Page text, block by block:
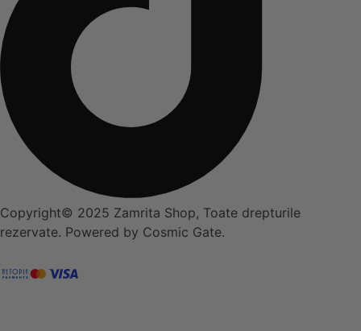
Copyright© 2025 Zamrita Shop, Toate drepturile
rezervate. Powered by Cosmic Gate.